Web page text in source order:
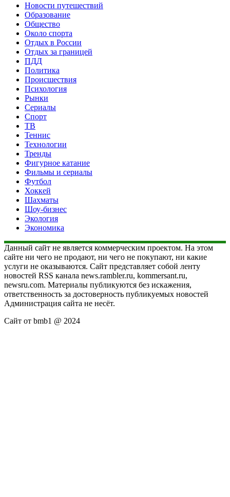
Новости путешествий
Образование
Общество
Около спорта
Отдых в России
Отдых за границей
ПДД
Политика
Происшествия
Психология
Рынки
Сериалы
Спорт
ТВ
Теннис
Технологии
Тренды
Фигурное катание
Фильмы и сериалы
Футбол
Хоккей
Шахматы
Шоу-бизнес
Экология
Экономика
Данный сайт не является коммерческим проектом. На этом
сайте ни чего не продают, ни чего не покупают, ни какие
услуги не оказываются. Сайт представляет собой ленту
новостей RSS канала news.rambler.ru, kommersant.ru,
newsru.com. Материалы публикуются без искажения,
ответственность за достоверность публикуемых новостей
Администрация сайта не несёт.
Сайт от bmb1 @ 2024